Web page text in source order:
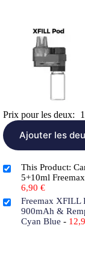
Prix pour les deux:
Ajouter les
This Product:
5+10ml
6,90 €
Freemax XFILL
900mAh &
Cyan Blue -
Le
prix
initial
Le
prix
actuel